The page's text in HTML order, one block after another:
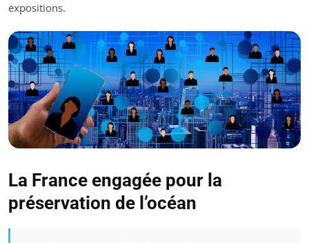
expositions.
La France engagée pour la
préservation de l’océan